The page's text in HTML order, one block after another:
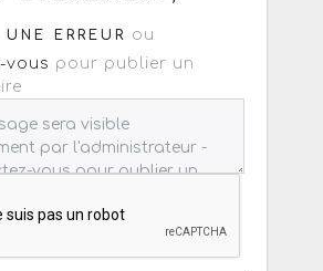
ERREUR
ou
vous pour publier un